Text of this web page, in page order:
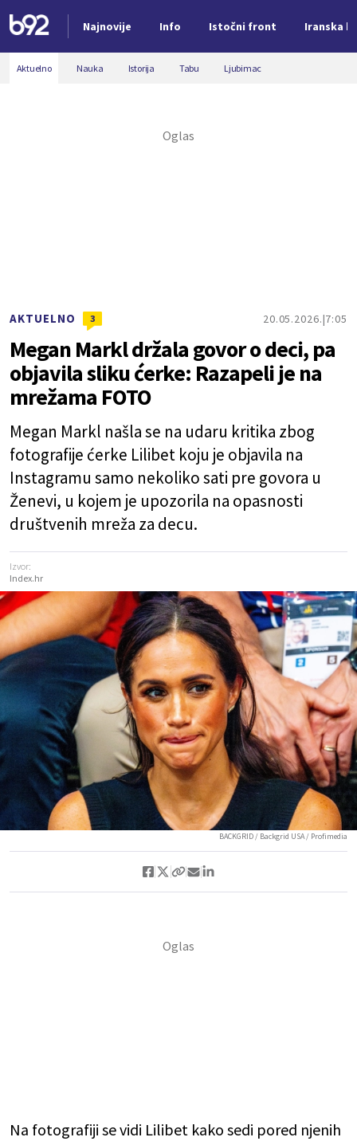
Najnovije Info Istočni front Iranska
Nova vest
Aktuelno Nauka Istorija Tabu Ljubimac
AKTUELNO 3 20.05.2026. 7:05
Megan Markl držala govor o deci, pa
objavila sliku ćerke: Razapeli je na
mrežama FOTO
Megan Markl našla se na udaru kritika zbog
fotografije ćerke Lilibet koju je objavila na
Instagramu samo nekoliko sati pre govora u
Ženevi, u kojem je upozorila na opasnosti
društvenih mreža za decu.
Izvor:
Index.hr
BACKGRID / Backgrid USA / Profimedia
Na fotografiji se vidi Lilibet kako sedi pored njenih